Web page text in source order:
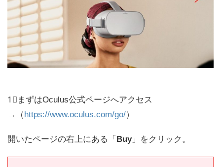
1⃣まずはOculus公式ページへアクセス
→（ https://www.oculus.com/go/）
開いたページの右上にある「 Buy」をクリック。